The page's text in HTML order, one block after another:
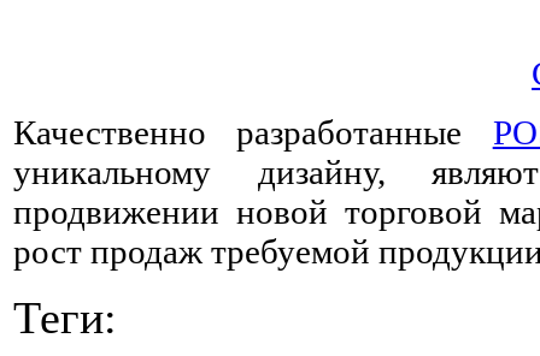
Качественно разработанные
уникальному дизайну,
продвижении новой торговой
рост продаж требуемой
Теги: